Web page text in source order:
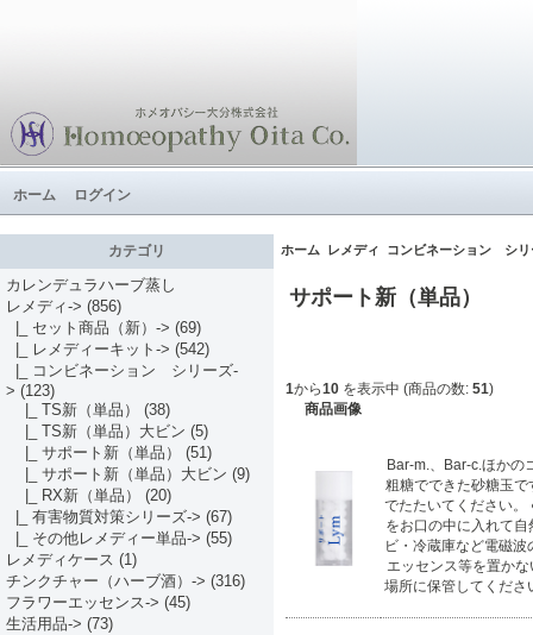
ホーム ログイン
カテゴリ
カレンデュラハーブ蒸し
レメディ-> (856)
|_ セット商品（新）-> (69)
|_ レメディーキット-> (542)
|_ コンビネーション シリーズ-
> (123)
|_ TS新（単品）
(38)
|_ TS新（単品）大ビン (5)
|_ サポート新（単品）
(51)
|_ サポート新（単品）大ビン (9)
|_ RX新（単品）
(20)
|_ 有害物質対策シリーズ-> (67)
|_ その他レメディー単品-> (55)
レメディケース (1)
チンクチャー（ハーブ酒）-> (316)
フラワーエッセンス-> (45)
生活用品-> (73)
ホーム レメディ コンビネーション シリ
サポート新（単品）
1から10を表示中 (商品の数: 51)
商品画像
Bar-m.、Bar-c.ほかの
粗糖でできた砂糖玉
でたたいてください。
をお口の中に入れて
ビ・冷蔵庫など電磁
エッセンス等を置か
場所に保管してくださ